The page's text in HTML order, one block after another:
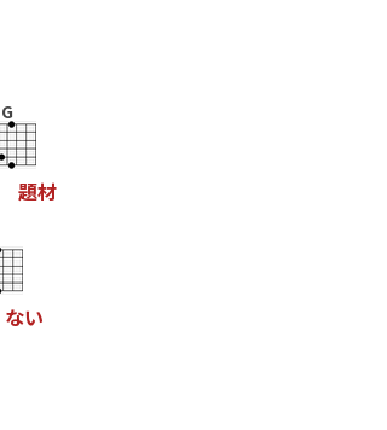
G
題材
ない